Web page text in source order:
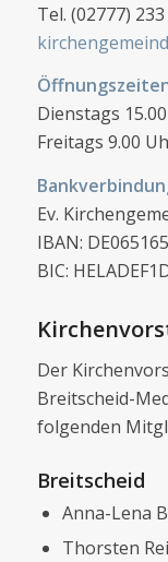
Tel. (02777) 233
Dienstags
Freitags 9.00
Ev.
IBAN:
BIC:
Der
Breitscheid-
folgenden
Breitscheid
Anna-Lena
Thorsten